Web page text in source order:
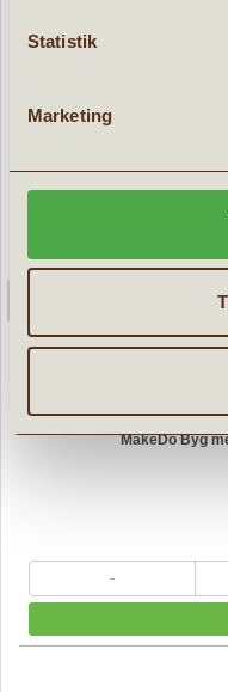
Statistik
Marketing
MakeDo Byg